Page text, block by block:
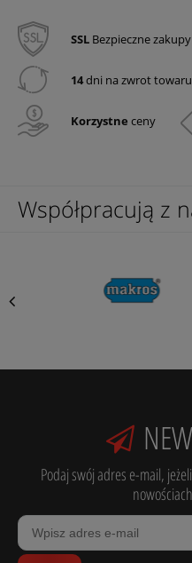
SSL Bezpieczne zakupy
14dni na zwrot towaru
Korzystne ceny
Współpracują z
Podaj swój adres e-mail,